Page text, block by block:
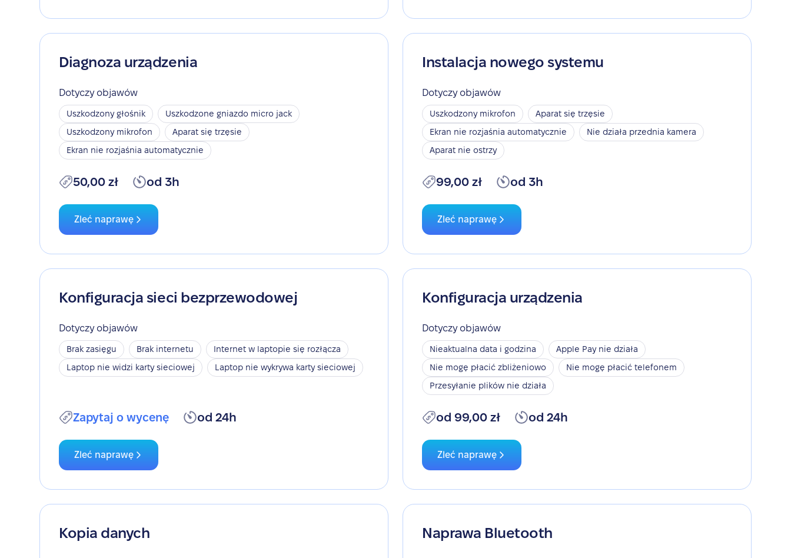
Diagnoza urządzenia
Dotyczy objawów
Uszkodzony głośnik
Uszkodzone gniazdo micro jack
Uszkodzony mikrofon
Aparat się trzęsie
Ekran nie rozjaśnia automatycznie
50,00 zł od 3h
Zleć naprawę
Instalacja nowego systemu
Dotyczy objawów
Uszkodzony mikrofon
Aparat się trzęsie
Ekran nie rozjaśnia automatycznie
Nie działa przednia kamera
Aparat nie ostrzy
99,00 zł od 3h
Zleć naprawę
Konfiguracja sieci bezprzewodowej
Dotyczy objawów
Brak zasięgu Brak internetu
Internet w laptopie się rozłącza
Laptop nie widzi karty sieciowej
Laptop nie wykrywa karty sieciowej
Zapytaj o wycenę od 24h
Zleć naprawę
Konfiguracja urządzenia
Dotyczy objawów
Nieaktualna data i godzina
Apple Pay nie działa
Nie mogę płacić zbliżeniowo
Nie mogę płacić telefonem
Przesyłanie plików nie działa
od 99,00 zł od 24h
Zleć naprawę
Kopia danych Naprawa Bluetooth